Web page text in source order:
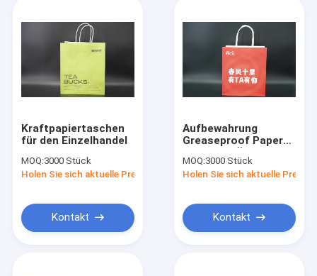
Kraftpapiertaschen
für den Einzelhandel
MOQ:3000 Stück
Holen Sie sich aktuelle Preis
Kontakt
Aufbewahrung
Greaseproof Paper
freundliche Papier-
Einkaufstaschen FSC
MOQ:3000 Stück
Holen Sie sich aktuelle Preis
Kontakt